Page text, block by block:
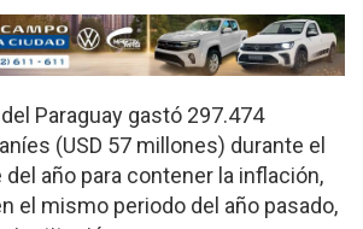
Paraguay gastó 297.474
(USD 57 millones) durante el
año para contener la inflación,
el mismo periodo del año pasado,